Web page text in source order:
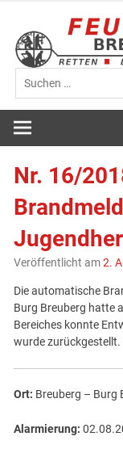
springen
Nr. 16/
Veröffentlicht am2.
Die automatische
Burg Breuberg hatte
Bereiches konnte
wurde zurückgestellt.
Ort: Breuberg – Burg
Alarmierung: